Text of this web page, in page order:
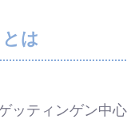
は
ッティンゲン中